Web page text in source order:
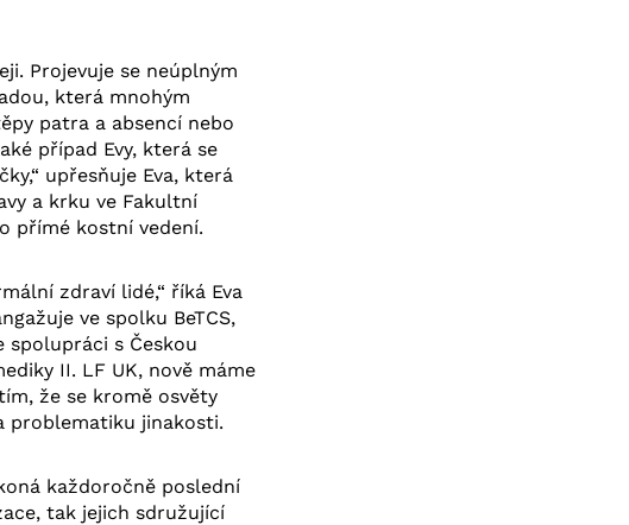
Projevuje se neúplným
která mnohým
patra a absencí nebo
případ Evy, která se
upřesňuje Eva, která
a krku ve Fakultní
přímé kostní vedení.
zdraví lidé,“ říká Eva
ve spolku BeTCS,
spolupráci s Českou
II. LF UK, nově máme
že se kromě osvěty
problematiku jinakosti.
každoročně poslední
tak jejich sdružující